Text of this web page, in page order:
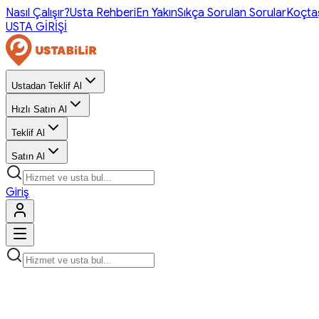
Nasıl Çalışır?Usta RehberiEn YakınSıkça Sorulan Sorular
USTA GİRİŞİ
Ustadan Teklif Al
Hızlı Satın Al
Teklif Al
Satın Al
Giriş